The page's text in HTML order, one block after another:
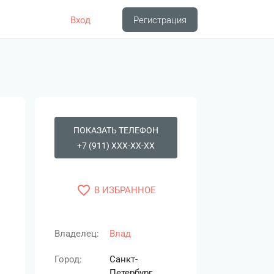
Вход Регистрация
ПОКАЗАТЬ ТЕЛЕФОН
+7 (911) XXX-XX-XX
favorite_border В ИЗБРАННОЕ
Владелец: Влад
Город:
Санкт-